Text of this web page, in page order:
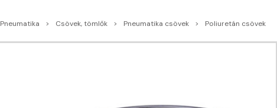
Pneumatika Csövek, tömlők Pneumatika csövek Poliuretán csövek